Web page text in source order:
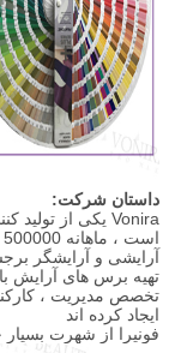
داستان شرکت:
آرایشی و آرایشگر
تهیه برس های آرایش
تخصص مدیریت ،
ایجاد کرده اند
فونیرا از شهرت